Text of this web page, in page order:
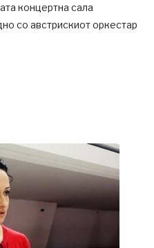
концертна сала
со австрискиот оркестар